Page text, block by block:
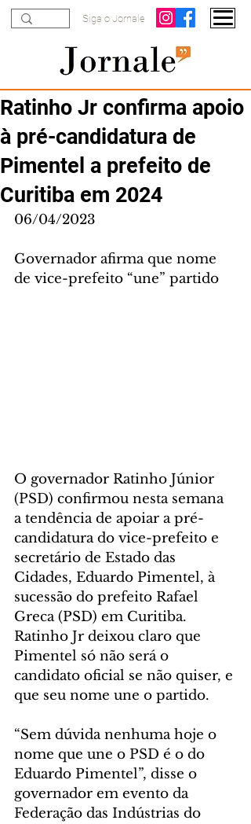
Siga o Jornale
Ratinho Jr confirma apoio
à pré-candidatura de
Pimentel a prefeito de
Curitiba em 2024
06/04/2023
Governador afirma que nome
de vice-prefeito “une” partido
O governador Ratinho Júnior
(PSD) confirmou nesta semana
a tendência de apoiar a pré-
candidatura do vice-prefeito e
secretário de Estado das
Cidades, Eduardo Pimentel, à
sucessão do prefeito Rafael
Greca (PSD) em Curitiba.
Ratinho Jr deixou claro que
Pimentel só não será o
candidato oficial se não quiser, e
que seu nome une o partido.
“Sem dúvida nenhuma hoje o
nome que une o PSD é o do
Eduardo Pimentel”, disse o
governador em evento da
Federação das Indústrias do